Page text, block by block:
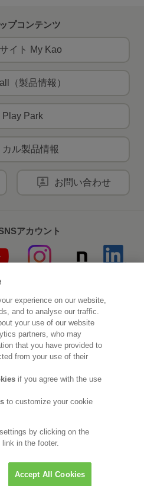
プコンテンツ
イト My Kao
（製品情報）
Play Park
ル製品情報
お問い合わせ
アカウント
花王について
イノベーション
投資家情報
採用情報
個人情報保護方針
メディアポリシー
Corporation
experience on our website,
and to analyse our traffic.
your use of our website
partners, who may
that you have provided to
from your use of their
if you agree with the use
to customize your cookie
by clicking on the
in the footer.
Accept All Cookies